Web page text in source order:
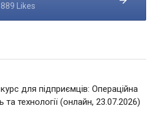
889 Likes
для підприємців: Операційна
та технології (онлайн, 23.07.2026)